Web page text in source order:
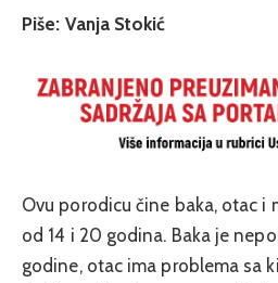
Piše: Vanja Stokić
Ovu porodicu čine baka, otac i
od 14 i 20 godina. Baka je
godine, otac ima problema sa